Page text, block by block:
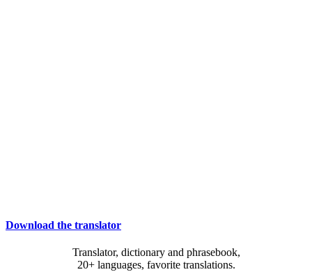
Download the translator
Translator, dictionary and phrasebook,
20+ languages, favorite translations.